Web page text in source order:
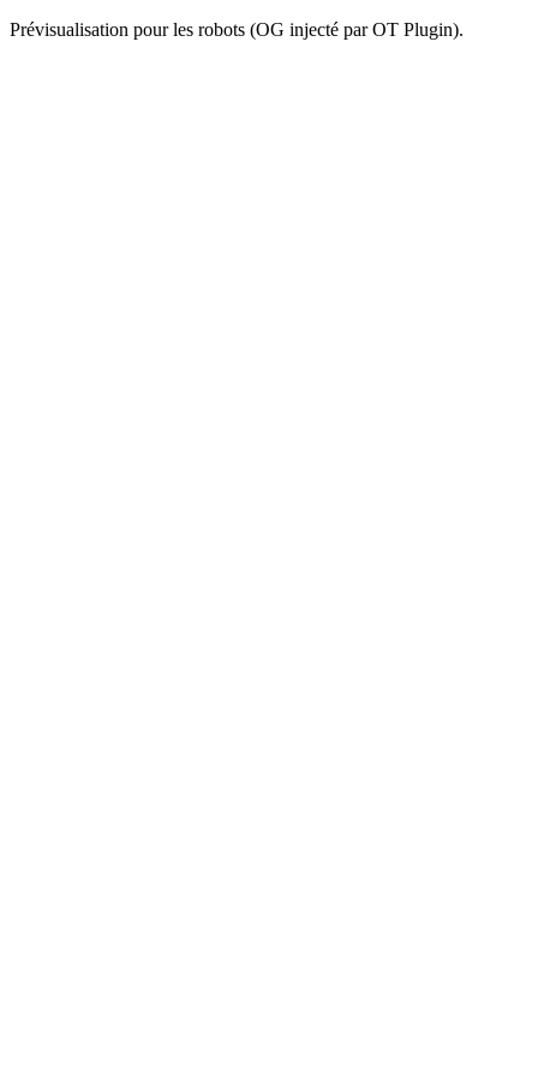
Prévisualisation pour les robots (OG injecté par OT Plugin).